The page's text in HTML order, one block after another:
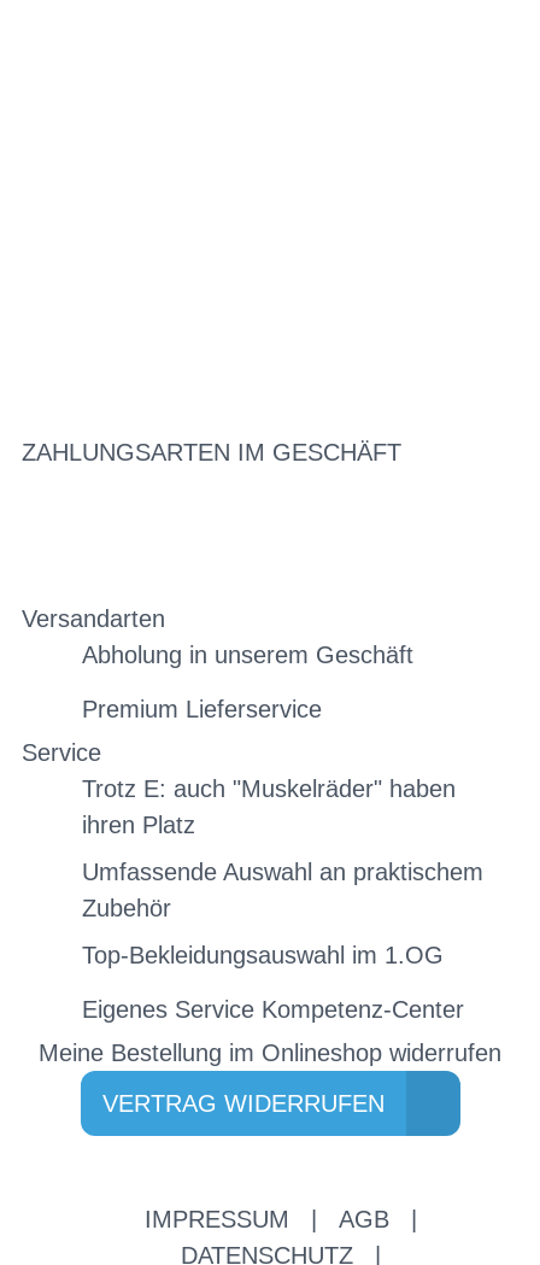
ZAHLUNGSARTEN IM GESCHÄFT
Versandarten
Abholung in unserem Geschäft
Premium Lieferservice
Service
Trotz E: auch "Muskelräder" haben
ihren Platz
Umfassende Auswahl an praktischem
Zubehör
Top-Bekleidungsauswahl im 1.OG
Eigenes Service Kompetenz-Center
Meine Bestellung im Onlineshop widerrufen
VERTRAG WIDERRUFEN
IMPRESSUM AGB
DATENSCHUTZ